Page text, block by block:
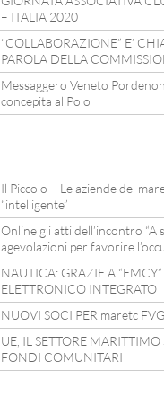
– ITALIA 2020
“COLLABORAZIONE” E’
PAROLA DELLA
Messaggero Veneto
concepita al Polo
Il Piccolo – Le aziende del
“intelligente”
Online gli atti dell’incontro “A
agevolazioni per favorire
NAUTICA: GRAZIE A
ELETTRONICO INTEGRATO
NUOVI SOCI PER maretc FVG
UE, IL SETTORE
FONDI COMUNITARI